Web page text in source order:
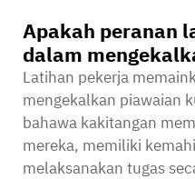
Apakah peranan
dalam
Latihan pekerja
mengekalkan piawaian
bahawa kakitangan
mereka, memiliki
melaksanakan tugas